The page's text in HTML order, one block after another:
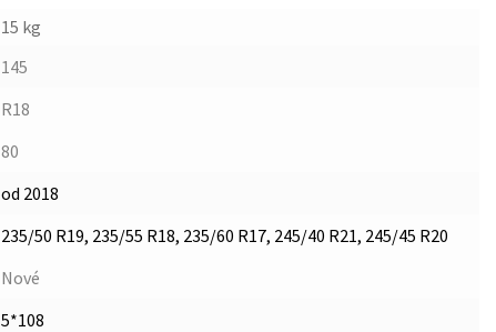
15 kg
145
R18
80
od 2018
235/50 R19, 235/55 R18, 235/60 R17, 245/40 R21, 245/45 R20
Nové
5*108